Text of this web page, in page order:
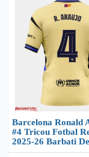
Barcelona Ronald
#4 Tricou Fotbal
2025-26 Barbati